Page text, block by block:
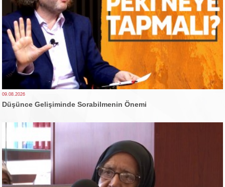
09.08.2026
Düşünce Gelişiminde Sorabilmenin Önemi